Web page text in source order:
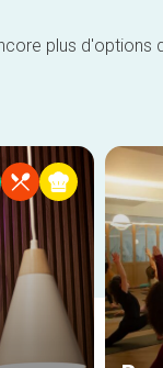
plus d'options